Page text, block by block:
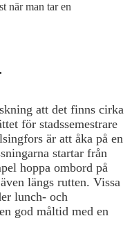
när man tar en
att det finns cirka
för stadssemestrare
är att åka på en
startar från
hoppa ombord på
längs rutten. Vissa
lunch- och
god måltid med en